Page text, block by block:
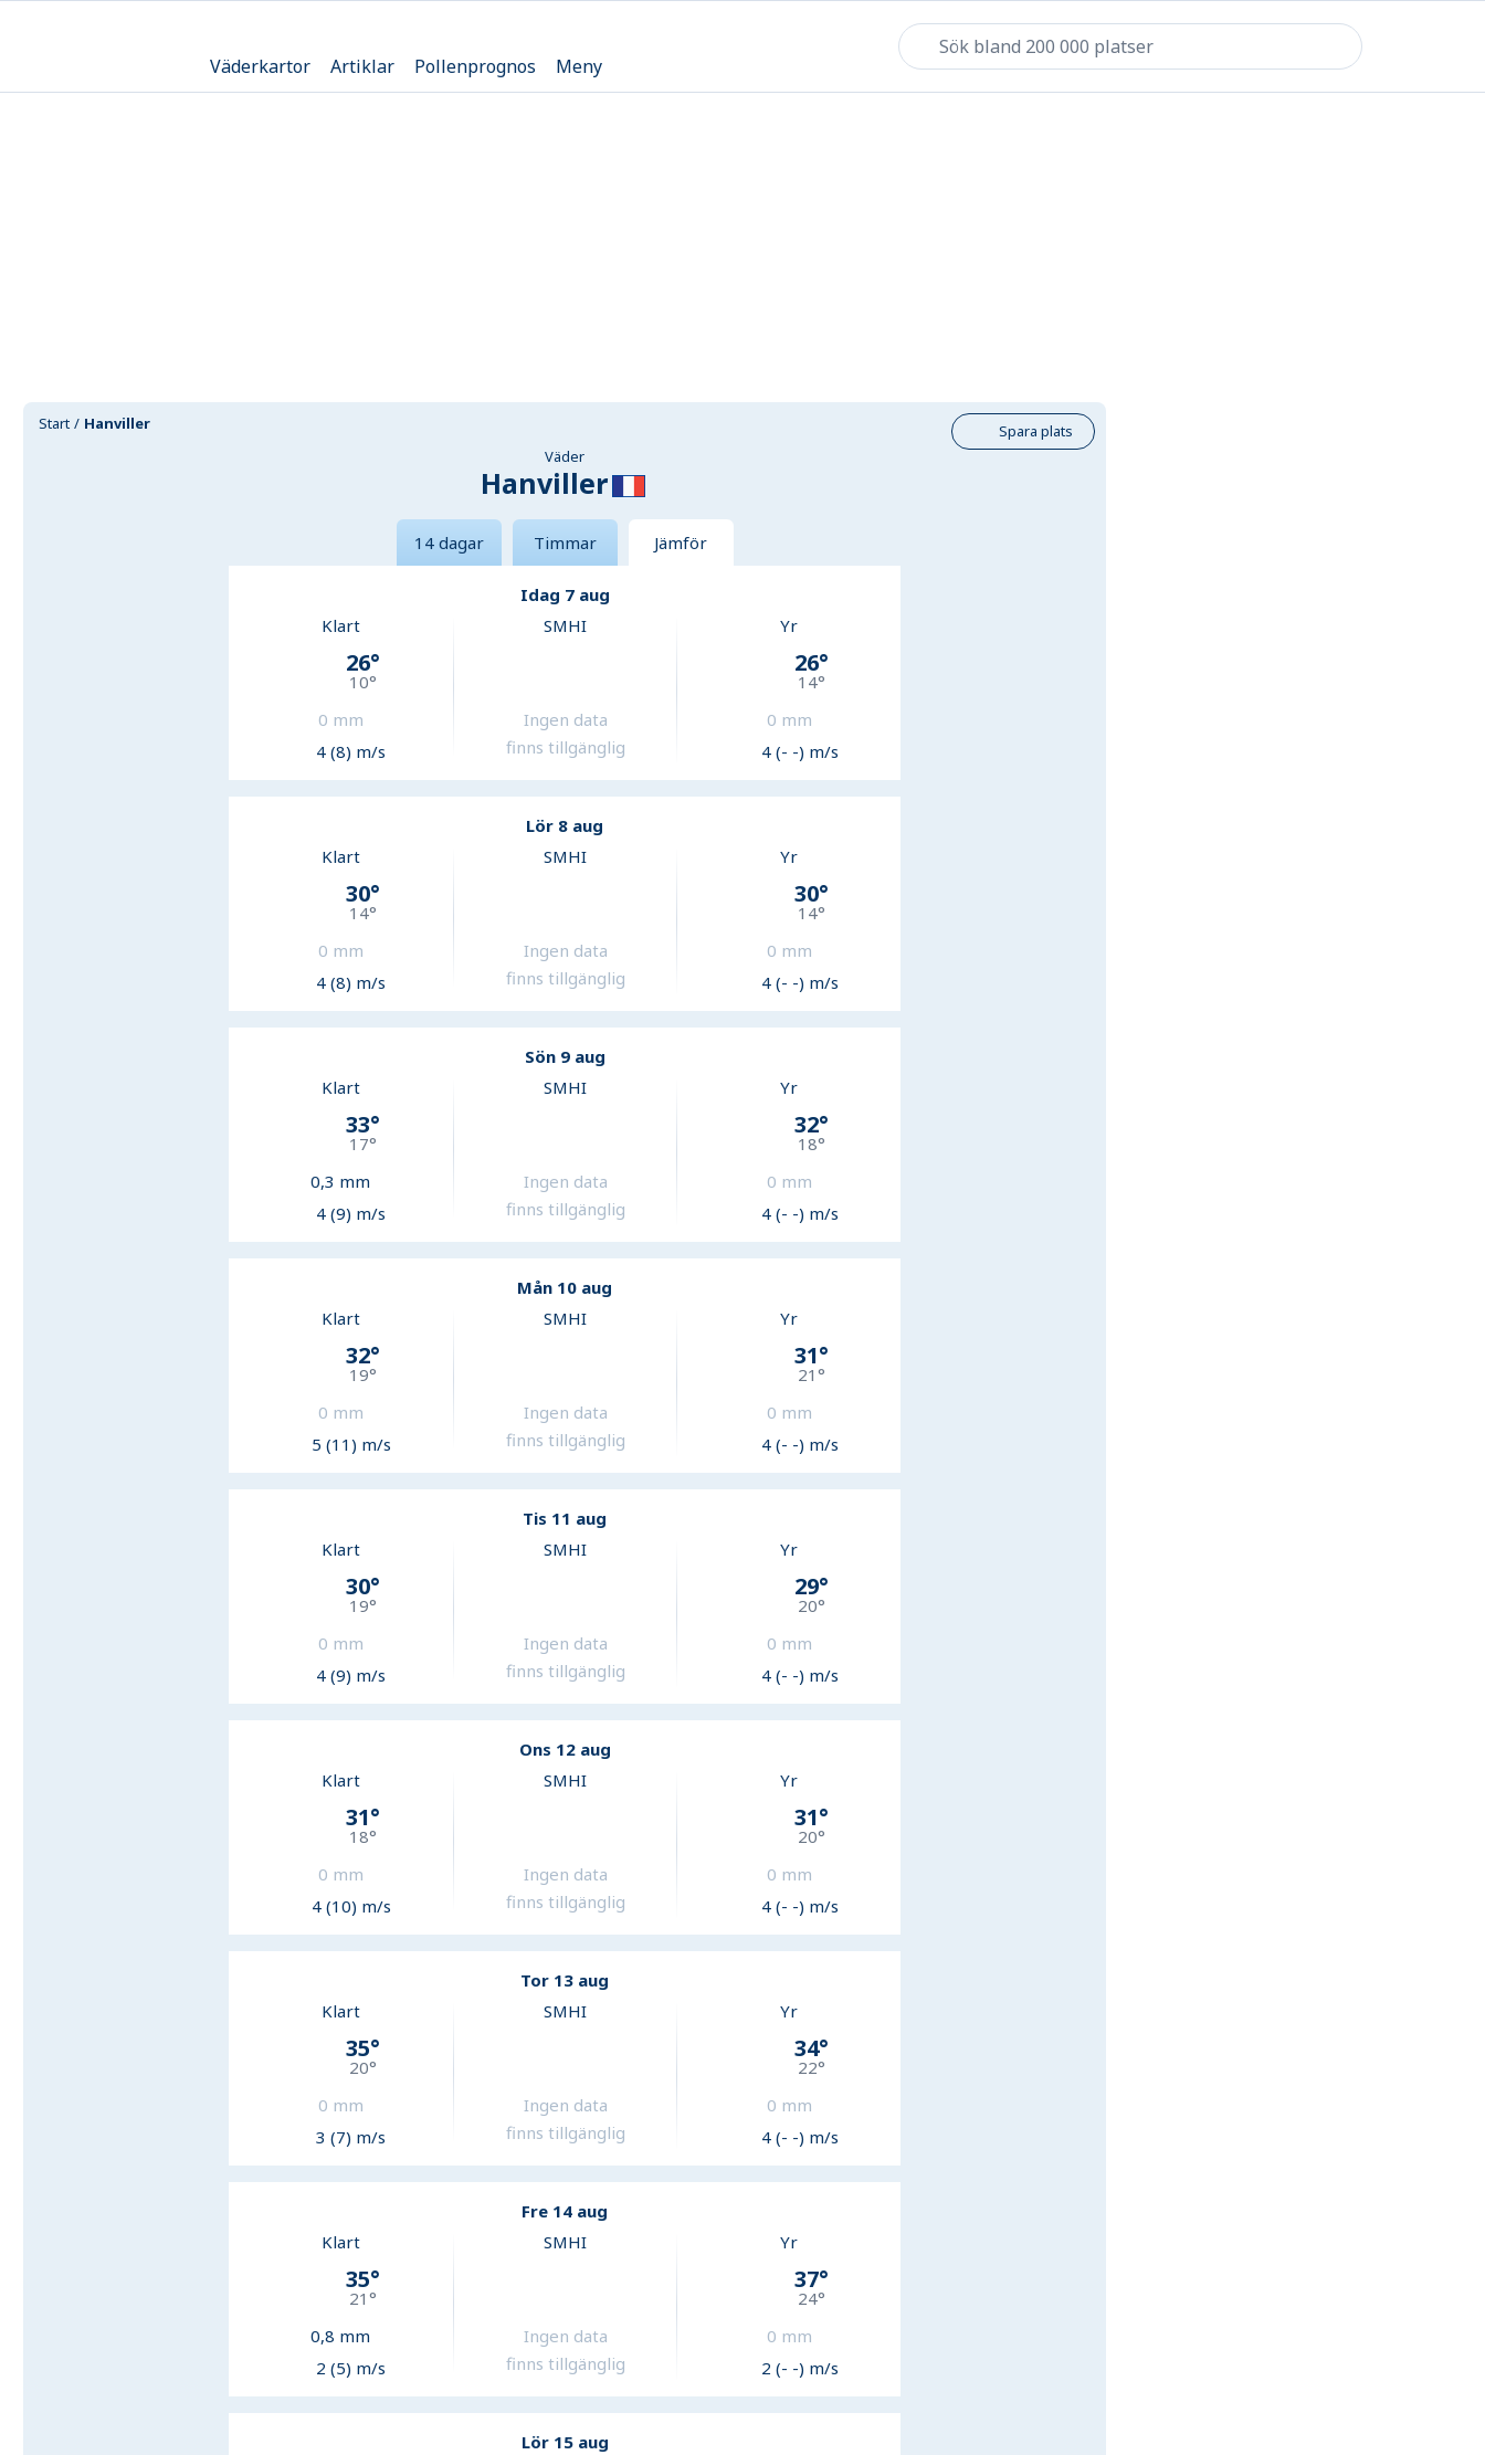
Väderkartor Artiklar Pollenprognos Meny
Start Hanviller
Spara plats
Väder
Hanviller
14 dagar Timmar Jämför
Idag 7 aug
Klart
26°
10°
0 mm
4 (8) m/s
SMHI
Ingen data
finns tillgänglig
Yr
26°
14°
0 mm
4 (- -) m/s
Lör 8 aug
Klart
30°
14°
0 mm
4 (8) m/s
SMHI
Ingen data
finns tillgänglig
Yr
30°
14°
0 mm
4 (- -) m/s
Sön 9 aug
Klart
33°
17°
0,3 mm
4 (9) m/s
SMHI
Ingen data
finns tillgänglig
Yr
32°
18°
0 mm
4 (- -) m/s
Mån 10 aug
Klart
32°
19°
0 mm
5 (11) m/s
SMHI
Ingen data
finns tillgänglig
Yr
31°
21 °
0 mm
4 (- -) m/s
Tis 11 aug
Klart
30°
19°
0 mm
4 (9) m/s
SMHI
Ingen data
finns tillgänglig
Yr
29°
20°
0 mm
4 (- -) m/s
Ons 12 aug
Klart
31°
18°
0 mm
4 (10) m/s
SMHI
Ingen data
finns tillgänglig
Yr
31°
20°
0 mm
4 (- -) m/s
Tor 13 aug
Klart
35°
20°
0 mm
3 (7) m/s
SMHI
Ingen data
finns tillgänglig
Yr
34°
22°
0 mm
4 (- -) m/s
Fre 14 aug
Klart
35°
21 °
0,8 mm
2 (5) m/s
SMHI
Ingen data
finns tillgänglig
Yr
37°
24°
0 mm
2 (- -) m/s
Lör 15 aug